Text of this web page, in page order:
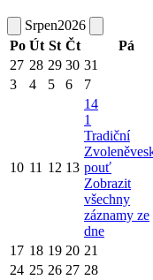
Srpen2026
Po Út St Čt Pá
27 28 29 30 31
3
4 5 6 7
10 11 12 13
14
1
Tradiční
pouť
Zobrazit
všechny
záznamy ze
dne
17 18 19 20 21
24 25 26 27 28